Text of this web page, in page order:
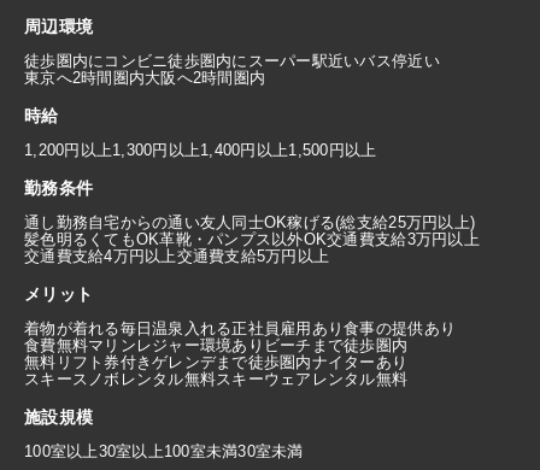
周辺環境
徒歩圏内にコンビニ徒歩圏内にスーパー駅近いバス停近い
東京へ2時間圏内大阪へ2時間圏内
時給
1,200円以上1,300円以上1,400円以上1,500円以上
勤務条件
通し勤務自宅からの通い友人同士OK稼げる(総支給25万円以上)
髪色明るくてもOK革靴・パンプス以外OK交通費支給3万円以上
交通費支給4万円以上交通費支給5万円以上
メリット
着物が着れる毎日温泉入れる正社員雇用あり食事の提供あり
食費無料マリンレジャー環境あり ビーチまで徒歩圏内
無料リフト券付きゲレンデまで徒歩圏内ナイターあり
スキースノボレンタル無料スキーウェアレンタル無料
施設規模
100室以上30室以上100室未満30室未満